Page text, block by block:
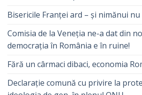
Bisericile Franței ard – și nimănui
Comisia de la Veneția ne-a dat din
democrația în România e în ruine!
Fără un cârmaci dibaci, economia
Declarație comună cu privire la